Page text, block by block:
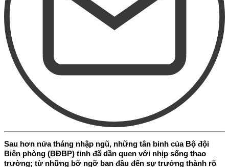
Sau hơn nửa tháng nhập ngũ, những tân binh của Bộ đội
Biên phòng (BĐBP) tỉnh đã dần quen với nhịp sống thao
trường; từ những bỡ ngỡ ban đầu đến sự trưởng thành rõ